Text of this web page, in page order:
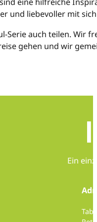
und liebevoller mit
Serie auch teilen. Wir
gehen und wir
Ein